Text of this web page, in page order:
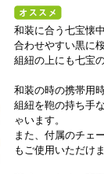
和装に合う七宝懐
合わせやすい黒に
組紐の上にも七宝
和装の時の携帯用
組紐を鞄の持ち手
ゃいます。
また、付属のチェ
もご使用いただけま